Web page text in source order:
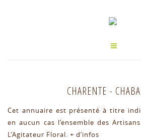
CHARENTE -
Cet annuaire est présenté à titre
en aucun cas l’ensemble des
L’Agitateur Floral. + d’infos